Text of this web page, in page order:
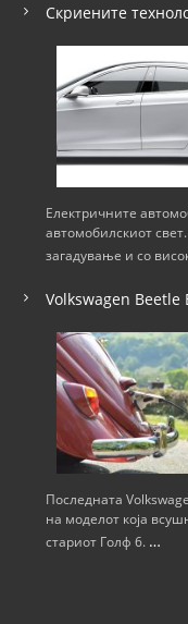
н
Скриените
Електричните
автомобилскиот
загадување и со
Volkswagen Beetle
Последната
на моделот која
стариот Голф 6. …